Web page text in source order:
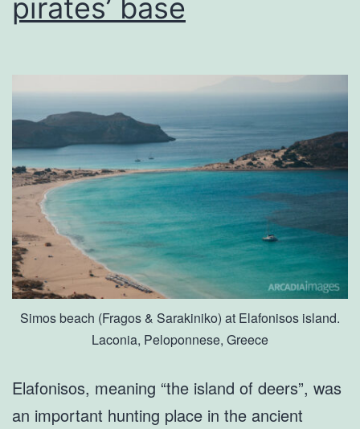
pirates’ base
Simos beach (Fragos & Sarakiniko) at Elafonisos island.
Laconia, Peloponnese, Greece
Elafonisos, meaning “the island of deers”, was
an important hunting place in the ancient